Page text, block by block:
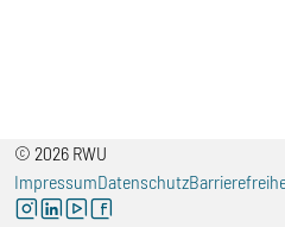
© 2026 RWU
ImpressumDatenschutz
instagramlinkedinyoutubefacebook